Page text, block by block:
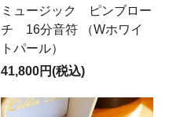
ミュージック ピンブロー
チ 16分音符 （Wホワイ
トパール）
41,800円(税込)